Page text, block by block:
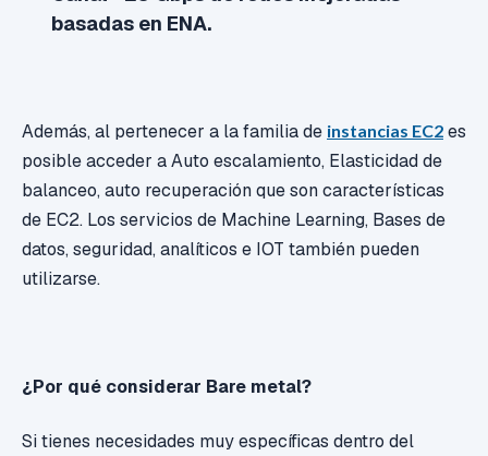
basadas en ENA.
Además, al pertenecer a la familia de instancias EC2 es
posible acceder a Auto escalamiento, Elasticidad de
balanceo, auto recuperación que son características
de EC2. Los servicios de Machine Learning, Bases de
datos, seguridad, analíticos e IOT también pueden
utilizarse.
¿Por qué considerar Bare metal?
Si tienes necesidades muy específicas dentro del